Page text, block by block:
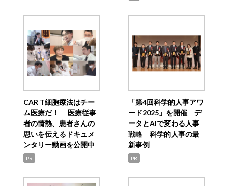
CAR T細胞療法はチー
ム医療だ！ 医療従事
者の情熱、患者さんの
思いを伝えるドキュメ
ンタリー動画を公開中
PR
「第4回科学的人事アワ
ード2025」を開催 デ
ータとAIで変わる人事
戦略 科学的人事の最
新事例
PR